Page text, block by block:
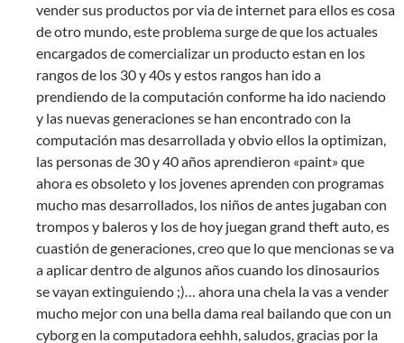
vender sus productos por via de internet para ellos es cosa
de otro mundo, este problema surge de que los actuales
encargados de comercializar un producto estan en los
rangos de los 30 y 40s y estos rangos han ido a
prendiendo de la computación conforme ha ido naciendo
y las nuevas generaciones se han encontrado con la
computación mas desarrollada y obvio ellos la optimizan,
las personas de 30 y 40 años aprendieron «paint» que
ahora es obsoleto y los jovenes aprenden con programas
mucho mas desarrollados, los niños de antes jugaban con
trompos y baleros y los de hoy juegan grand theft auto, es
cuastión de generaciones, creo que lo que mencionas se va
a aplicar dentro de algunos años cuando los dinosaurios
se vayan extinguiendo ;)… ahora una chela la vas a vender
mucho mejor con una bella dama real bailando que con un
cyborg en la computadora eehhh, saludos, gracias por la